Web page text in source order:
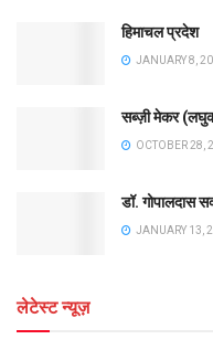
हिमाचल प्रदेश
JANUARY 8,
सब्ज़ी मेकर
OCTOBER 28,
डॉ. गोपालदास
JANUARY 13,
लेटेस्ट न्यूज़